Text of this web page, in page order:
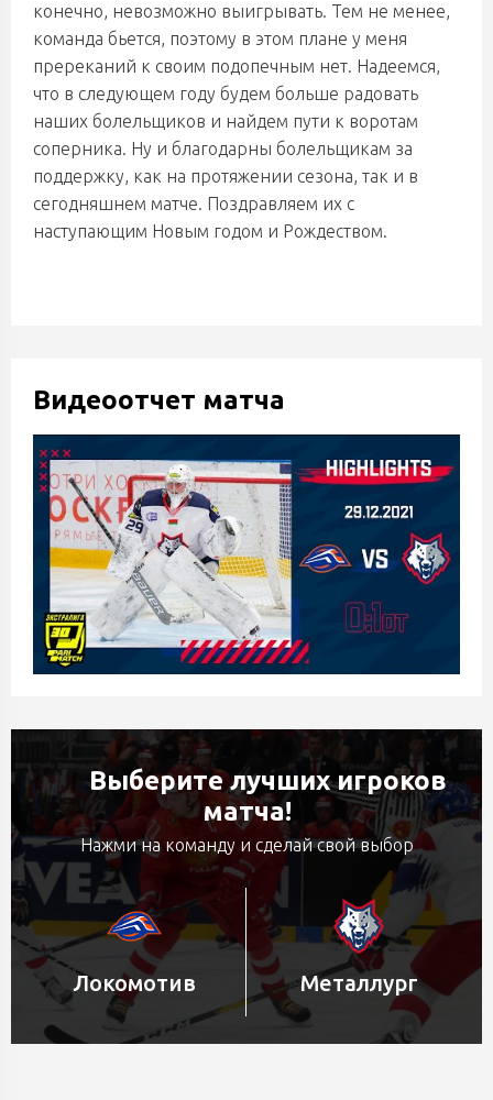
конечно, невозможно выигрывать. Тем не менее,
команда бьется, поэтому в этом плане у меня
пререканий к своим подопечным нет. Надеемся,
что в следующем году будем больше радовать
наших болельщиков и найдем пути к воротам
соперника. Ну и благодарны болельщикам за
поддержку, как на протяжении сезона, так и в
сегодняшнем матче. Поздравляем их с
наступающим Новым годом и Рождеством.
Видеоотчет матча
Выберите лучших игроков
матча!
Нажми на команду и сделай свой выбор
Локомотив Металлург